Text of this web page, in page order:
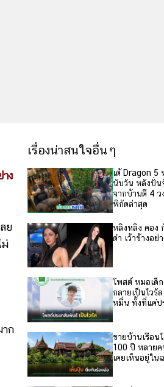
ง
ย
ม่
ก
เรื่องน่าสนใจอื่นๆ
เต้ Dragon 5
นับวัน หลังปั่น
จากบ้านตี 4 ว
พิกัดล่าสุด
หลิงหลิง คอง
ดำ เว้าข้างอย่
โพสต์ หมอเด็ก
กลายเป็นไวรั
หมื่น ทั้งที่แค่ป
ขายบ้านเรือน
100 ปี หลาย
เคยเห็นอยู่ใน